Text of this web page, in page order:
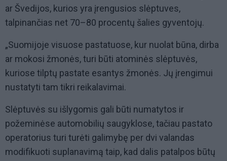
ar Švedijos, kurios yra įrengusios slėptuves,
talpinančias net 70–80 procentų šalies gyventojų.
„Suomijoje visuose pastatuose, kur nuolat būna, dirba
ar mokosi žmonės, turi būti atominės slėptuvės,
kuriose tilptų pastate esantys žmonės. Jų įrengimui
nustatyti tam tikri reikalavimai.
Slėptuvės su išlygomis gali būti numatytos ir
požeminėse automobilių saugyklose, tačiau pastato
operatorius turi turėti galimybę per dvi valandas
modifikuoti suplanavimą taip, kad dalis patalpos būtų